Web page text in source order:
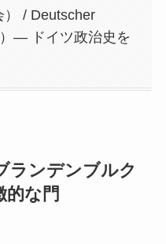
） / Deutscher
— ドイツ政治史を
ランデンブルク
な門